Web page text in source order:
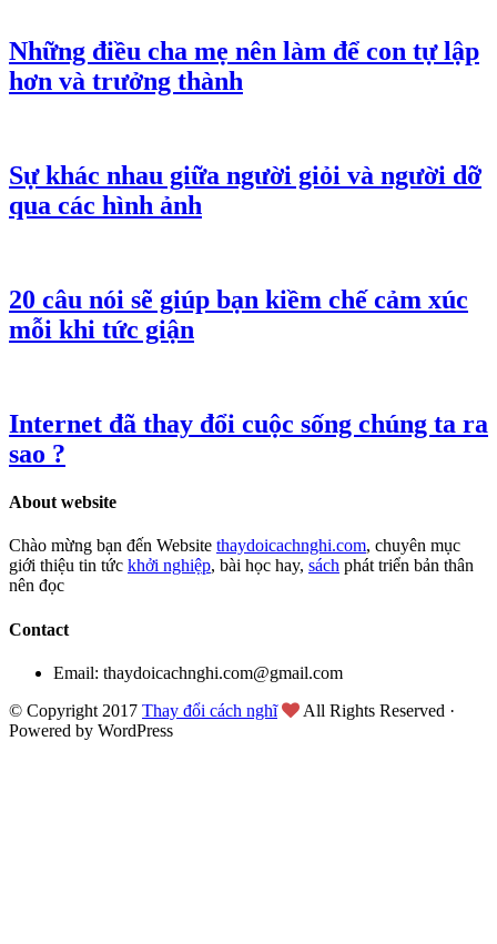
Những điều cha mẹ nên làm để con tự lập
hơn và trưởng thành
Sự khác nhau giữa người giỏi và người dỡ
qua các hình ảnh
20 câu nói sẽ giúp bạn kiềm chế cảm xúc
mỗi khi tức giận
Internet đã thay đổi cuộc sống chúng ta ra
sao ?
About website
Chào mừng bạn đến Website thaydoicachnghi.com, chuyên mục
giới thiệu tin tức khởi nghiệp, bài học hay, sách phát triển bản thân
nên đọc
Contact
Email: thaydoicachnghi.com@gmail.com
© Copyright 2017 Thay đổi cách nghĩ
All Rights Reserved ·
Powered by WordPress